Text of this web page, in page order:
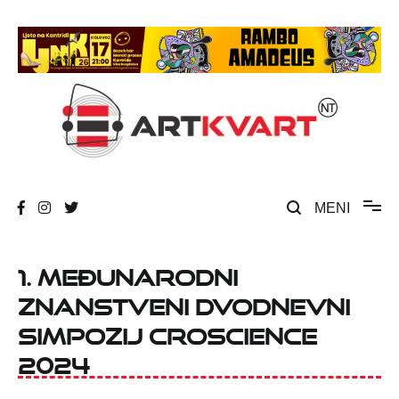
content
MENI
1. međunarodni
znanstveni dvodnevni
simpozij CROSCIENCE
2024